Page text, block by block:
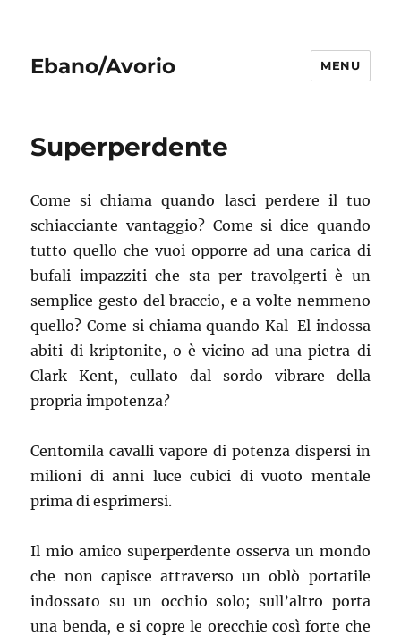
Ebano/Avorio MENU
Superperdente
Come si chiama quando lasci perdere il tuo
schiacciante vantaggio? Come si dice quando
tutto quello che vuoi opporre ad una carica di
bufali impazziti che sta per travolgerti è un
semplice gesto del braccio, e a volte nemmeno
quello? Come si chiama quando Kal-El indossa
abiti di kriptonite, o è vicino ad una pietra di
Clark Kent, cullato dal sordo vibrare della
propria impotenza?
Centomila cavalli vapore di potenza dispersi in
milioni di anni luce cubici di vuoto mentale
prima di esprimersi.
Il mio amico superperdente osserva un mondo
che non capisce attraverso un oblò portatile
indossato su un occhio solo; sull’altro porta
una benda, e si copre le orecchie così forte che